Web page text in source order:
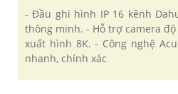
- Đầu ghi hình IP 16 kênh
thông minh. - Hỗ trợ camera
xuất hình 8K. - Công nghệ
nhanh, chính xác